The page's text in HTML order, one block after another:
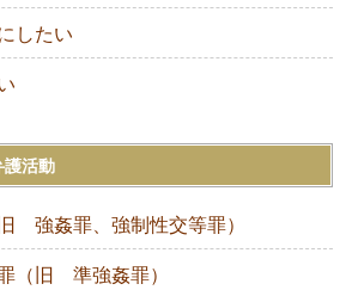
したい
活動
強姦罪、強制性交等罪）
（旧 準強姦罪）